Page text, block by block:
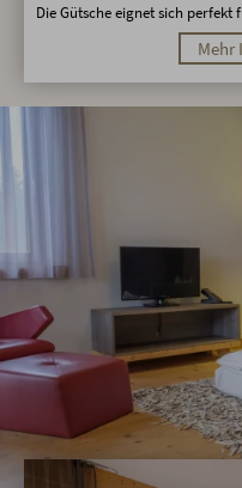
Die Gütsche eignet sich perfekt
Mehr